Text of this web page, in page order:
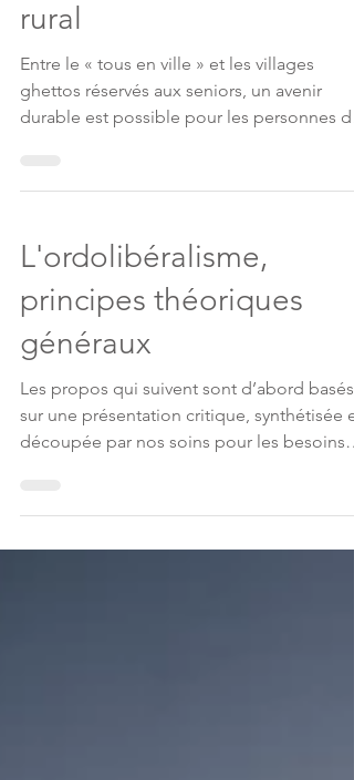
Seniors en milieu
rural
Entre le « tous en ville » et les villages
ghettos réservés aux seniors, un avenir
troisième...
L'ordolibéralisme,
principes théoriques
généraux
Les propos qui suivent sont d’abord basés
sur une présentation critique, synthétisée et
de...